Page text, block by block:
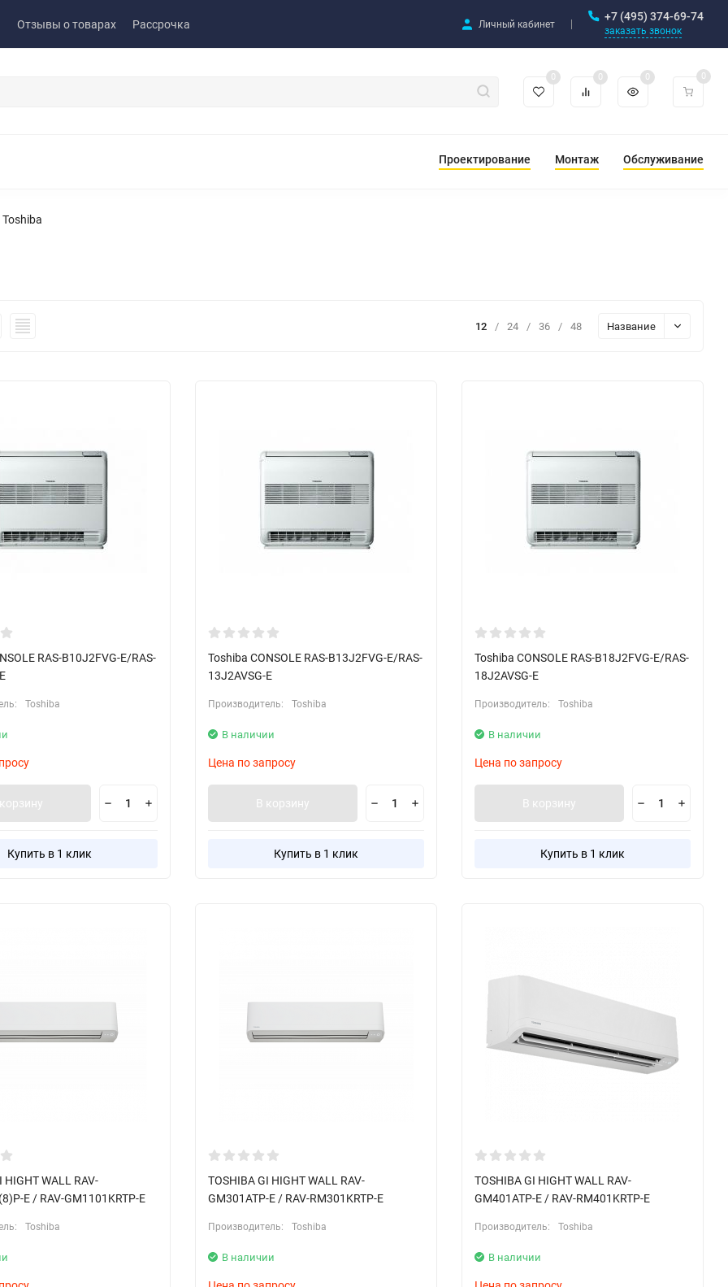
Отзывы о товарах Рассрочка Личный кабинет
+7 (495) 374-69-74
заказать звонок
0 0 0 0
Проектирование Монтаж Обслуживание
Toshiba
12 / 24 / 36 / 48 Название
RAS-B10J2FVG-E/RAS-
Toshiba
Купить в 1 клик
Toshiba CONSOLE RAS-B13J2FVG-E/RAS-
13J2AVSG-E
Производитель: Toshiba
В наличии
Цена по запросу
В корзину
Купить в 1 клик
Toshiba CONSOLE RAS-B18J2FVG-E/RAS-
18J2AVSG-E
Производитель: Toshiba
В наличии
Цена по запросу
В корзину
Купить в 1 клик
HIGHT WALL RAV-
E / RAV-GM1101KRTP-E
Toshiba
TOSHIBA GI HIGHT WALL RAV-
GM301ATP-E / RAV-RM301KRTP-E
Производитель: Toshiba
В наличии
TOSHIBA GI HIGHT WALL RAV-
GM401ATP-E / RAV-RM401KRTP-E
Производитель: Toshiba
В наличии